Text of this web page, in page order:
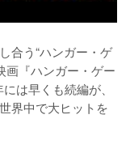
合う“ハンガー・ゲ
画『ハンガー・ゲー
は早くも続編が、
界中で大ヒットを